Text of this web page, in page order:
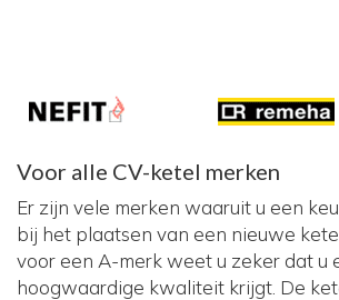
Voor alle CV-ketel merken
Er zijn vele merken waaruit u een
bij het plaatsen van een nieuwe
voor een A-merk weet u zeker dat u
hoogwaardige kwaliteit krijgt. De